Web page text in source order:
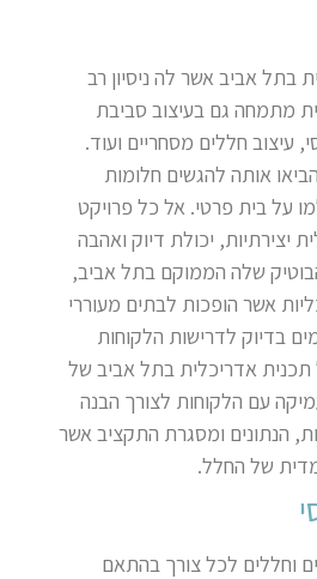
בתל אביב אשר לה ניסיון רב
מתמחה גם בעיצוב סביבת
עיצוב חללים מסחריים ועוד.
אותה להגשים חלומות
על בית פרטי. אל כל פרויקט
יצירתיות, יכולת דיוק ואהבה
שלה הממוקם בתל אביב,
אשר הופכות לבתים מעוררי
בדיוק לדרישות הלקוחות
תכנית אדריכלית בתל אביב של
עם הלקוחות לצורך הבנה
הנתונים ומסגרת התקציב אשר
של החלל.
וחללים לכל צורך בהתאם